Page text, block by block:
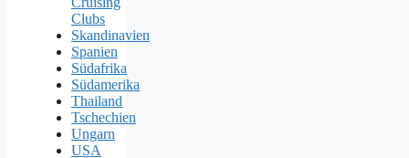
Clubs
Skandinavien
Spanien
Südafrika
Südamerika
Thailand
Tschechien
Ungarn
USA